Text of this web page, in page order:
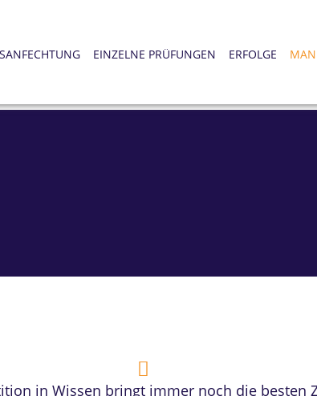
EINZELNE PRÜFUNGEN ERFOLGE
in Wissen bringt immer noch die besten